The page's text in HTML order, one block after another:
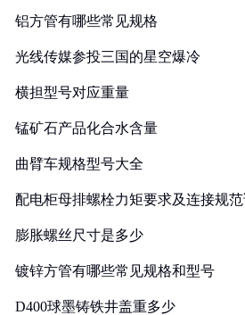
铝方管有哪些常见规格
光线传媒参投三国的星空爆冷
横担型号对应重量
锰矿石产品化合水含量
曲臂车规格型号大全
配电柜母排螺栓力矩要求及连接规
膨胀螺丝尺寸是多少
镀锌方管有哪些常见规格和型号
D400球墨铸铁井盖重多少